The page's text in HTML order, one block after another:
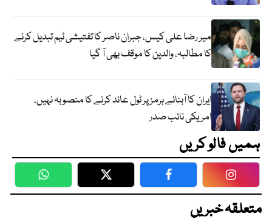
میر رضا علی کیس، جبران ناصر کا تفتیشی ٹیم تبدیل کرنے
کا مطالبہ، والدین کا موقف بھی آ گیا
ایران کا آبنائے ہرمز پر ٹول عائد کرنے کا منصوبہ نہیں،
امریکی نائب صدر
ہمیں فالو کریں
WhatsApp Twitter Facebook
متعلقہ خبریں